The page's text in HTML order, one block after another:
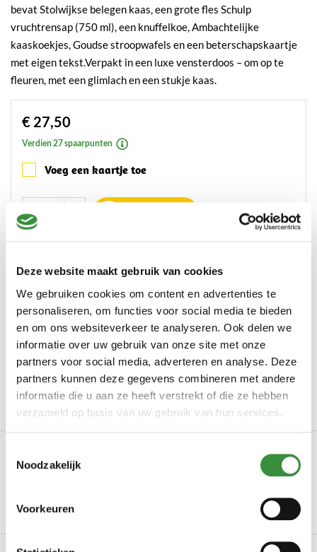
Deze website maakt gebruik van cookies
We gebruiken cookies om content en advertenties te
personaliseren, om functies voor social media te bieden
en om ons websiteverkeer te analyseren. Ook delen we
informatie over uw gebruik van onze site met onze
partners voor social media, adverteren en analyse. Deze
partners kunnen deze gegevens combineren met andere
informatie die u aan ze heeft verstrekt of die ze hebben
verzameld op basis van uw gebruik van hun services.
Noodzakelijk
Voorkeuren
bevat Stolwijkse belegen kaas, een grote fles Schulp
vruchtrensap (750 ml), een knuffelkoe, Ambachtelijke
kaaskoekjes, Goudse stroopwafels en een beterschapskaartje
met eigen tekst.Verpakt in een luxe vensterdoos – om op te
fleuren, met een glimlach en een stukje kaas.
€ 27,50
Verdien 27 spaarpunten
Voeg een kaartje toe
Op voorraad
Meer dan 90 jaar ervaring: Kaasmeesters sinds
Vóór 14:00 uur besteld, binnen 24 uur verzonden
Proef en bestel iedere week op onze
Met de grootste zorg verpakt
Geen minimale orderprijs!
Het BeterKaas Pakket Op zoek naar een hartverwarmend en
Lees meer